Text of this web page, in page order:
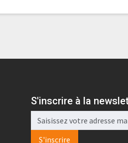
S'inscrire à la
S'inscrire